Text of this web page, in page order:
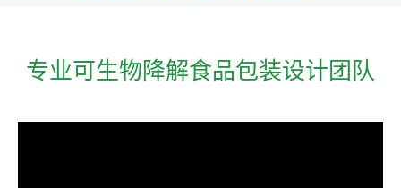
专业可生物降解食品包装设计团队